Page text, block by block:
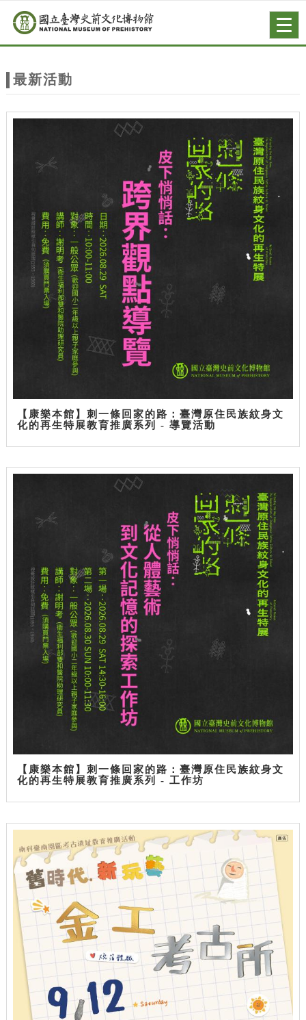
站
主
跳到主要內容
網站導覽
最新活動
【康樂本館】刺一條回家的路：臺灣原住民族紋身文
化的再生特展教育推廣系列 - 導覽活動
【康樂本館】刺一條回家的路：臺灣原住民族紋身文
化的再生特展教育推廣系列 - 工作坊